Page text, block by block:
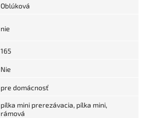
Oblúková
nie
165
Nie
pre domácnosť
pílka mini prerezávacia, pílka mini,
rámová